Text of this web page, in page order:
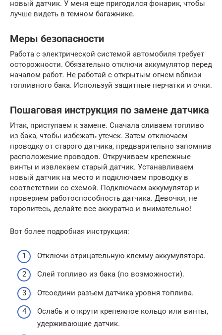
новый датчик. У меня еще пригодился фонарик, чтобы
лучше видеть в темном багажнике.
Меры безопасности
Работа с электрической системой автомобиля требует
осторожности. Обязательно отключи аккумулятор перед
началом работ. Не работай с открытым огнем вблизи
топливного бака. Используй защитные перчатки и очки.
Пошаговая инструкция по замене датчика
Итак, приступаем к замене. Сначала сливаем топливо
из бака, чтобы избежать утечек. Затем отключаем
проводку от старого датчика, предварительно запомнив
расположение проводов. Откручиваем крепежные
винты и извлекаем старый датчик. Устанавливаем
новый датчик на место и подключаем проводку в
соответствии со схемой. Подключаем аккумулятор и
проверяем работоспособность датчика. Девочки, не
торопитесь, делайте все аккуратно и внимательно!
Вот более подробная инструкция:
Отключи отрицательную клемму аккумулятора.
Слей топливо из бака (по возможности).
Отсоедини разъем датчика уровня топлива.
Ослабь и открути крепежное кольцо или винты,
удерживающие датчик.